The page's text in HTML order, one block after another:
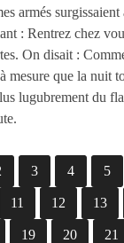
armés
: Rentrez chez
On disait :
mesure que la nuit
lugubrement du
3 4 5
11 12 13
19 20 21